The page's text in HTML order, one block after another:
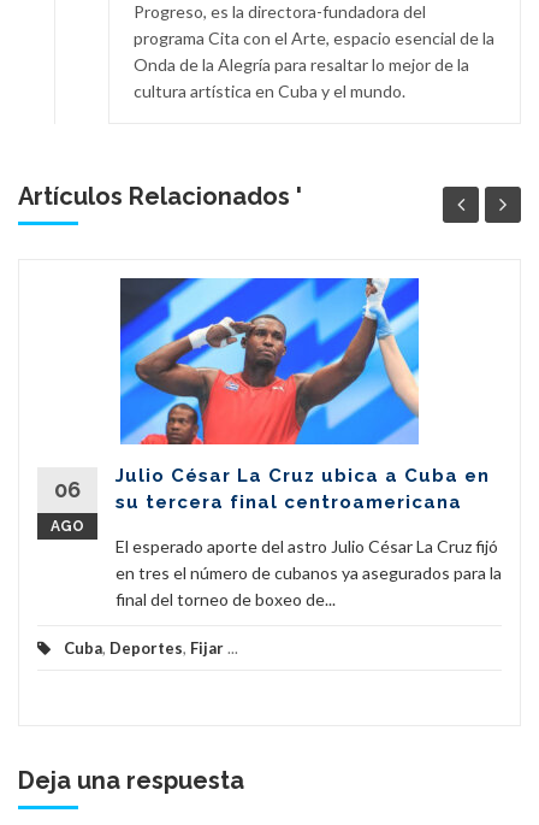
Progreso, es la directora-fundadora del
programa Cita con el Arte, espacio esencial de la
Onda de la Alegría para resaltar lo mejor de la
cultura artística en Cuba y el mundo.
Artículos Relacionados '
06
AGO
Julio César La Cruz ubica a Cuba en
su tercera final centroamericana
El esperado aporte del astro Julio César La Cruz fijó
en tres el número de cubanos ya asegurados para la
final del torneo de boxeo de...
Cuba, Deportes, Fijar...
Deja una respuesta